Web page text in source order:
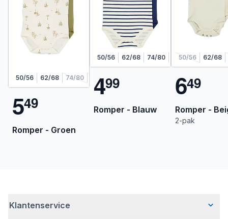
50/56 62/68 74/80 86/92 98/104
549
Romper - Groen
50/56 62/68 74/80 86/92 98/104
499
Romper - Blauw
50/56 62/68
649
Romper -
2-pak
Klantenservice